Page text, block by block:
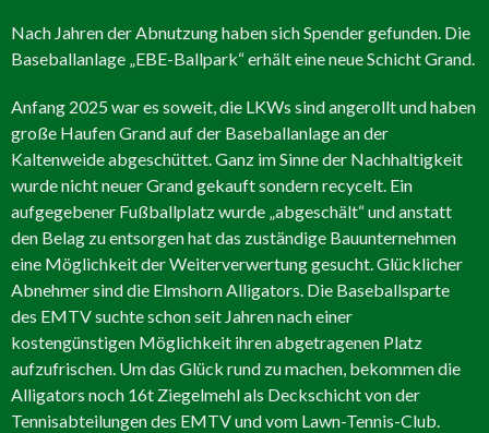
Nach Jahren der Abnutzung haben sich Spender gefunden. Die
Baseballanlage „EBE-Ballpark“ erhält eine neue Schicht Grand.
Anfang 2025 war es soweit, die LKWs sind angerollt und haben
große Haufen Grand auf der Baseballanlage an der
Kaltenweide abgeschüttet. Ganz im Sinne der Nachhaltigkeit
wurde nicht neuer Grand gekauft sondern recycelt. Ein
aufgegebener Fußballplatz wurde „abgeschält“ und anstatt
den Belag zu entsorgen hat das zuständige Bauunternehmen
eine Möglichkeit der Weiterverwertung gesucht. Glücklicher
Abnehmer sind die Elmshorn Alligators. Die Baseballsparte
des EMTV suchte schon seit Jahren nach einer
kostengünstigen Möglichkeit ihren abgetragenen Platz
aufzufrischen. Um das Glück rund zu machen, bekommen die
Alligators noch 16t Ziegelmehl als Deckschicht von der
Tennisabteilungen des EMTV und vom Lawn-Tennis-Club.